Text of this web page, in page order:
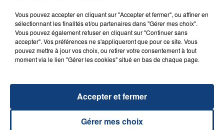
UNE ADOLESCENTE DEVANT SE FAIRE
OPÉRER DE LA CHEVILLE RESSORT DE LA...
La famille a porté plainte contre la clinique qui a
reconnu sa responsabilité et présenté ses
excuses.
17h32
17h32
Vous pouvez accepter en cliquant sur "Accepter et fermer", ou affiner en
sélectionnant les finalités et/ou partenaires dans "Gérer mes choix".
Vous pouvez également refuser en cliquant sur "Continuer sans
accepter". Vos préférences ne s'appliqueront que pour ce site. Vous
pouvez mettre à jour vos choix, ou retirer votre consentement à tout
moment via le lien "Gérer les cookies" situé en bas de chaque page.
Gérer mes choix
Accepter et fermer